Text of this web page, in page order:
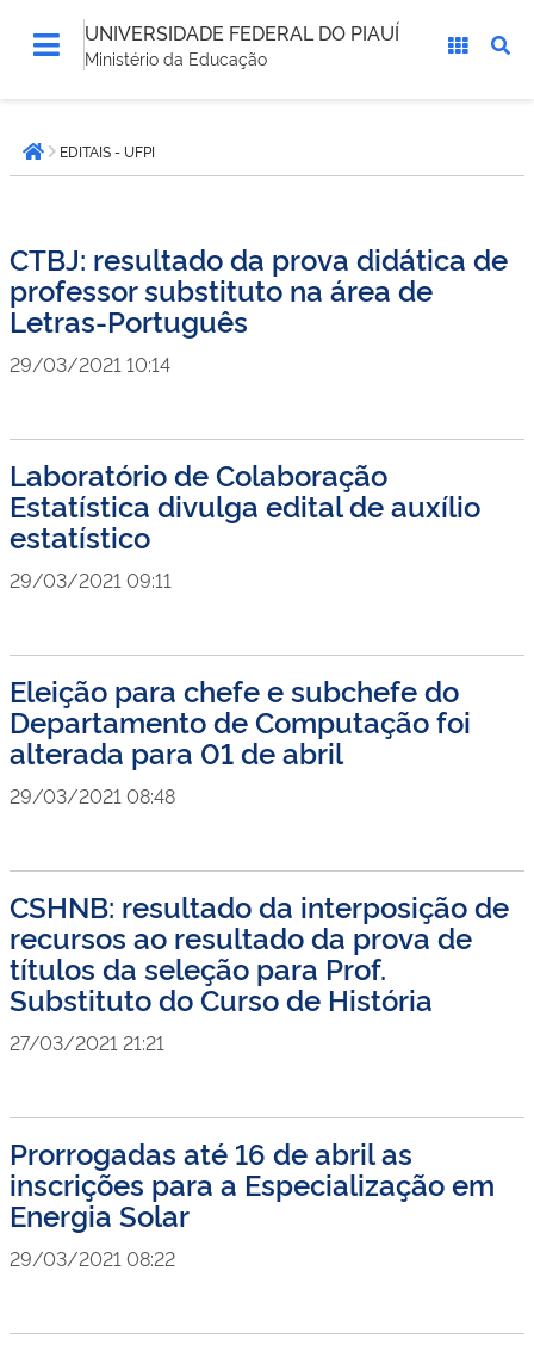
UNIVERSIDADE FEDERAL DO PIAUÍ
Ministério da Educação
está
aqui:Página inicial
EDITAIS - UFPI
CTBJ: resultado da prova didática de
professor substituto na área de
Letras-Português
29/03/2021 10:14
Laboratório de Colaboração
Estatística divulga edital de auxílio
estatístico
29/03/2021 09:11
Eleição para chefe e subchefe do
Departamento de Computação foi
alterada para 01 de abril
29/03/2021 08:48
CSHNB: resultado da interposição de
recursos ao resultado da prova de
títulos da seleção para Prof.
Substituto do Curso de História
27/03/2021 21:21
Prorrogadas até 16 de abril as
inscrições para a Especialização em
Energia Solar
29/03/2021 08:22